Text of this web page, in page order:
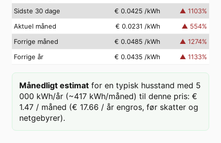
Sidste 30 dage
€ 0.0425 /kWh ▲ 1103%
Aktuel måned
€ 0.0231 /kWh ▲ 554%
Forrige måned
€ 0.0485 /kWh ▲ 1274%
Forrige år
€ 0.0435 /kWh ▲ 1133%
Månedligt estimat for en typisk husstand med 5
000 kWh/år (~417 kWh/måned) til denne pris: €
1.47 / måned (€ 17.66 / år engros, før skatter og
netgebyrer).